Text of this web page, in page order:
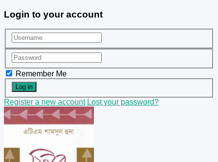
Login to your account
Remember Me
Register a new account Lost your password?